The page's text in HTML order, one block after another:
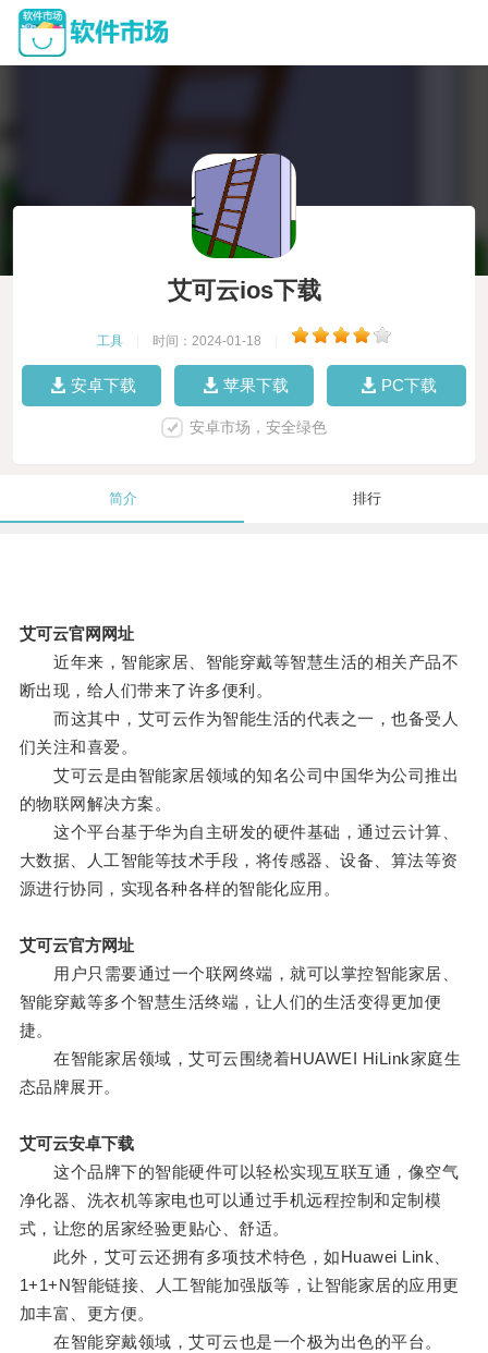
艾可云ios下载
工具 时间：2024-01-18
安卓下载 苹果下载 PC下载
安卓市场，安全绿色
简介 排行
艾可云官网网址
近年来，智能家居、智能穿戴等智慧生活的相关产品不
断出现，给人们带来了许多便利。
而这其中，艾可云作为智能生活的代表之一，也备受人
们关注和喜爱。
艾可云是由智能家居领域的知名公司中国华为公司推出
的物联网解决方案。
这个平台基于华为自主研发的硬件基础，通过云计算、
大数据、人工智能等技术手段，将传感器、设备、算法等资
源进行协同，实现各种各样的智能化应用。
艾可云官方网址
用户只需要通过一个联网终端，就可以掌控智能家居、
智能穿戴等多个智慧生活终端，让人们的生活变得更加便
捷。
在智能家居领域，艾可云围绕着HUAWEI HiLink家庭生
态品牌展开。
艾可云安卓下载
这个品牌下的智能硬件可以轻松实现互联互通，像空气
净化器、洗衣机等家电也可以通过手机远程控制和定制模
式，让您的居家经验更贴心、舒适。
此外，艾可云还拥有多项技术特色，如Huawei Link、
1+1+N智能链接、人工智能加强版等，让智能家居的应用更
加丰富、更方便。
在智能穿戴领域，艾可云也是一个极为出色的平台。